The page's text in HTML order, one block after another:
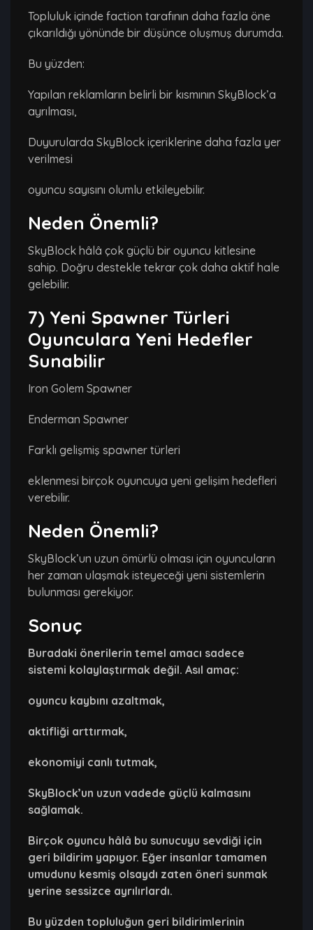
Topluluk içinde faction tarafının daha fazla öne
çıkarıldığı yönünde bir düşünce oluşmuş durumda.
Bu yüzden:
Yapılan reklamların belirli bir kısmının SkyBlock’a
ayrılması,
Duyurularda SkyBlock içeriklerine daha fazla yer
verilmesi
oyuncu sayısını olumlu etkileyebilir.
Neden Önemli?
SkyBlock hâlâ çok güçlü bir oyuncu kitlesine
sahip. Doğru destekle tekrar çok daha aktif hale
gelebilir.
7) Yeni Spawner Türleri
Oyunculara Yeni Hedefler
Sunabilir
Iron Golem Spawner
Enderman Spawner
Farklı gelişmiş spawner türleri
eklenmesi birçok oyuncuya yeni gelişim hedefleri
verebilir.
Neden Önemli?
SkyBlock’un uzun ömürlü olması için oyuncuların
her zaman ulaşmak isteyeceği yeni sistemlerin
bulunması gerekiyor.
Sonuç
Buradaki önerilerin temel amacı sadece
sistemi kolaylaştırmak değil. Asıl amaç:
oyuncu kaybını azaltmak,
aktifliği arttırmak,
ekonomiyi canlı tutmak,
SkyBlock’un uzun vadede güçlü kalmasını
sağlamak.
Birçok oyuncu hâlâ bu sunucuyu sevdiği için
geri bildirim yapıyor. Eğer insanlar tamamen
umudunu kesmiş olsaydı zaten öneri sunmak
yerine sessizce ayrılırlardı.
Bu yüzden topluluğun geri bildirimlerinin